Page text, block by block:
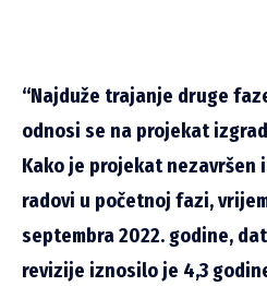
“Najduže trajanje druge
odnosi se na projekat
Kako je projekat nezavršen
radovi u početnoj fazi,
septembra 2022. godine,
revizije iznosilo je 4,3